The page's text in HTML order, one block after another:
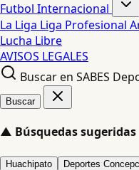
Futbol Internacional
La Liga Liga Profesional
Lucha Libre
AVISOS LEGALES
Buscar en SABES
Buscar
▲ Búsquedas sugeridas
Huachipato Deportes